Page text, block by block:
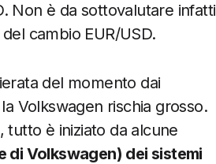
Non è da sottovalutare infatti
cambio EUR/USD.
del momento dai
Volkswagen rischia grosso.
tutto è iniziato da alcune
di Volkswagen) dei sistemi